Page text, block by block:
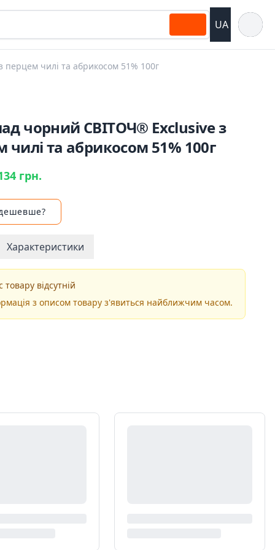
UA
чилі та абрикосом 51% 100г
чорний СВІТОЧ® Exclusive з
чилі та абрикосом 51% 100г
грн.
Характеристики
товару відсутній
з описом товару з'явиться найближчим часом.